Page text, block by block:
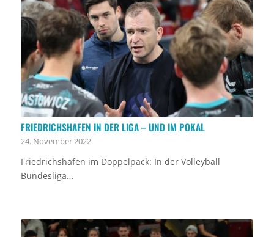
FRIEDRICHSHAFEN IN DER LIGA – UND IM POKAL
24. November 2022
Friedrichshafen im Doppelpack: In der Volleyball
Bundesliga…